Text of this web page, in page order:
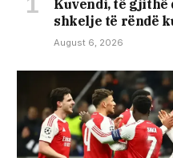
Kuvendi, të gjithë
shkelje të rëndë
August 6, 2026